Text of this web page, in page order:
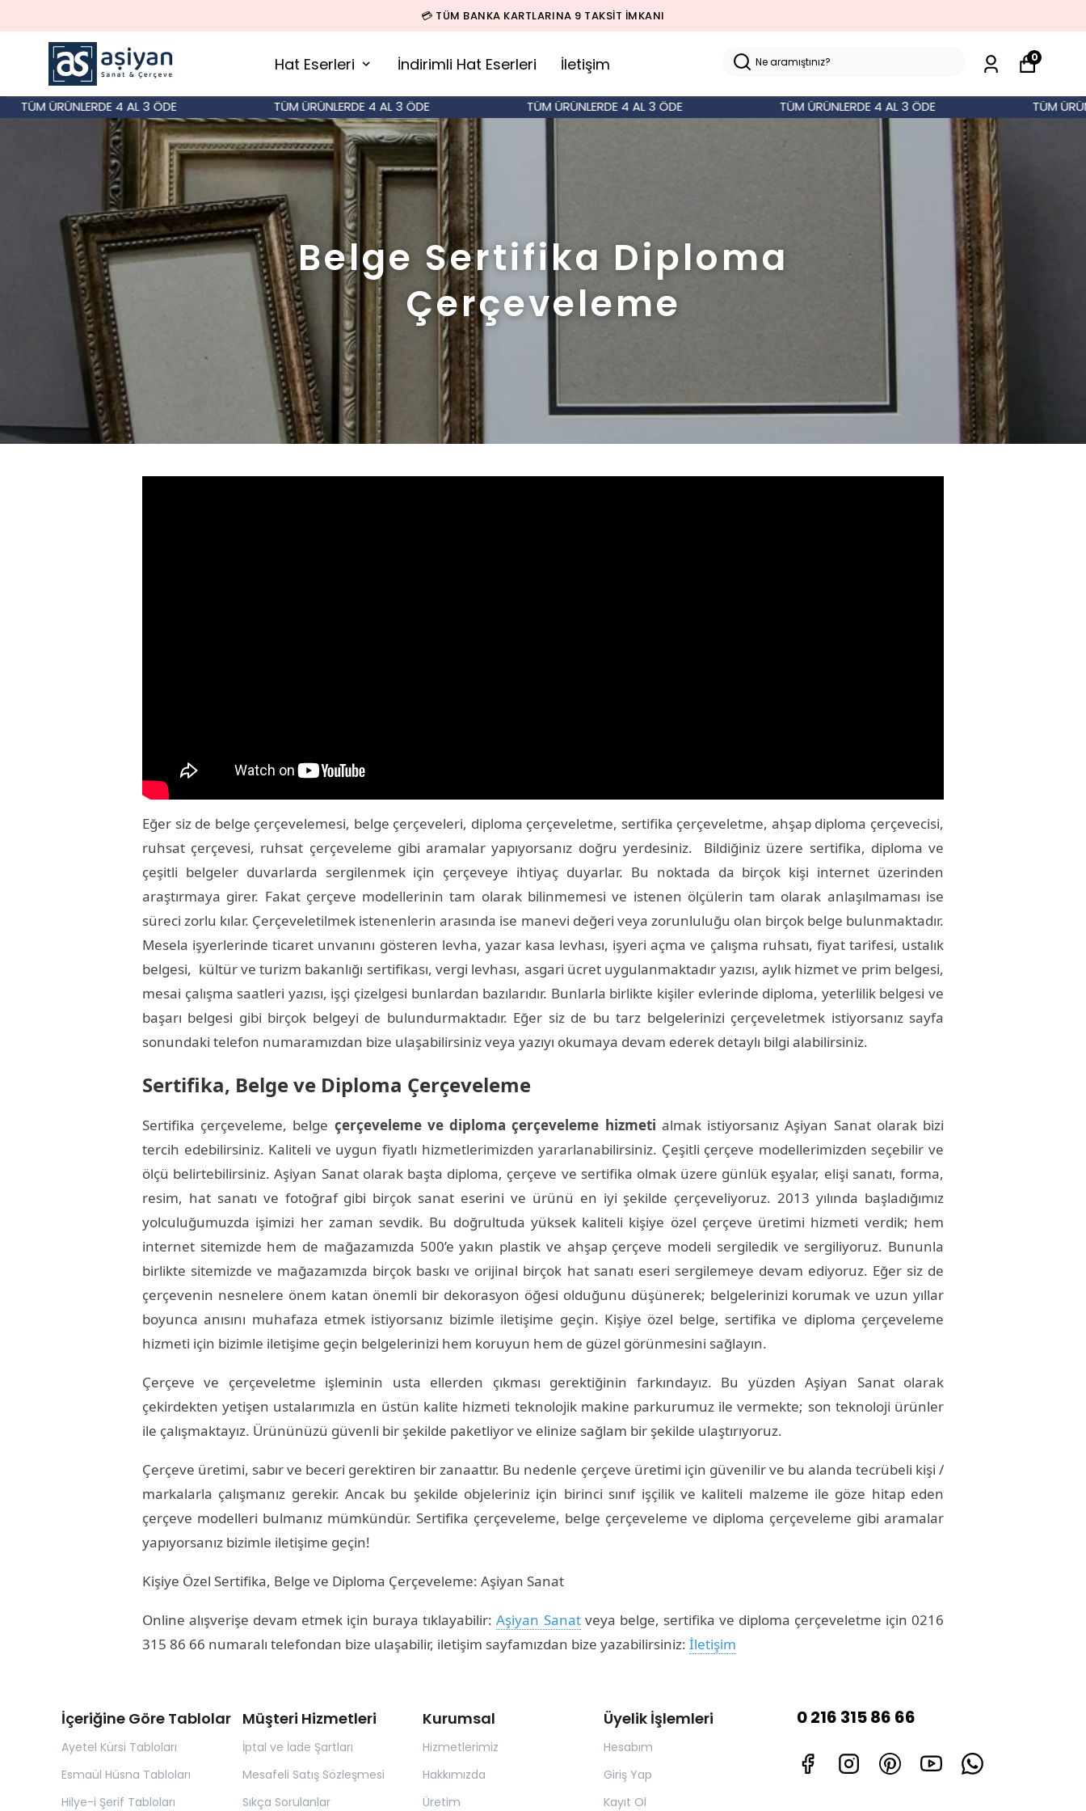
💳 TÜM BANKA KARTLARINA 9 TAKSİT İMKANI
Hat Eserleri İndirimli Hat Eserleri İletişim 0
ÜRÜNLERDE 4 AL 3 ÖDE TÜM ÜRÜNLERDE 4 AL 3 ÖDE TÜM ÜRÜNLERDE 4 AL 3 ÖDE TÜM ÜRÜNLERDE 4 AL 3 ÖDE TÜM
Belge Sertifika Diploma
Çerçeveleme
Eğer siz de belge çerçevelemesi, belge çerçeveleri, diploma çerçeveletme, sertifika çerçeveletme, ahşap diploma çerçevecisi,
ruhsat çerçevesi, ruhsat çerçeveleme gibi aramalar yapıyorsanız doğru yerdesiniz. Bildiğiniz üzere sertifika, diploma ve
çeşitli belgeler duvarlarda sergilenmek için çerçeveye ihtiyaç duyarlar. Bu noktada da birçok kişi internet üzerinden
araştırmaya girer. Fakat çerçeve modellerinin tam olarak bilinmemesi ve istenen ölçülerin tam olarak anlaşılmaması ise
süreci zorlu kılar. Çerçeveletilmek istenenlerin arasında ise manevi değeri veya zorunluluğu olan birçok belge bulunmaktadır.
Mesela işyerlerinde ticaret unvanını gösteren levha, yazar kasa levhası, işyeri açma ve çalışma ruhsatı, fiyat tarifesi, ustalık
belgesi, kültür ve turizm bakanlığı sertifikası, vergi levhası, asgari ücret uygulanmaktadır yazısı, aylık hizmet ve prim belgesi,
mesai çalışma saatleri yazısı, işçi çizelgesi bunlardan bazılarıdır. Bunlarla birlikte kişiler evlerinde diploma, yeterlilik belgesi ve
başarı belgesi gibi birçok belgeyi de bulundurmaktadır. Eğer siz de bu tarz belgelerinizi çerçeveletmek istiyorsanız sayfa
sonundaki telefon numaramızdan bize ulaşabilirsiniz veya yazıyı okumaya devam ederek detaylı bilgi alabilirsiniz.
Sertifika, Belge ve Diploma Çerçeveleme
Sertifika çerçeveleme, belge çerçeveleme ve diploma çerçeveleme hizmeti almak istiyorsanız Aşiyan Sanat olarak bizi
tercih edebilirsiniz. Kaliteli ve uygun fiyatlı hizmetlerimizden yararlanabilirsiniz. Çeşitli çerçeve modellerimizden seçebilir ve
ölçü belirtebilirsiniz. Aşiyan Sanat olarak başta diploma, çerçeve ve sertifika olmak üzere günlük eşyalar, elişi sanatı, forma,
resim, hat sanatı ve fotoğraf gibi birçok sanat eserini ve ürünü en iyi şekilde çerçeveliyoruz. 2013 yılında başladığımız
yolculuğumuzda işimizi her zaman sevdik. Bu doğrultuda yüksek kaliteli kişiye özel çerçeve üretimi hizmeti verdik; hem
internet sitemizde hem de mağazamızda 500’e yakın plastik ve ahşap çerçeve modeli sergiledik ve sergiliyoruz. Bununla
birlikte sitemizde ve mağazamızda birçok baskı ve orijinal birçok hat sanatı eseri sergilemeye devam ediyoruz. Eğer siz de
çerçevenin nesnelere önem katan önemli bir dekorasyon öğesi olduğunu düşünerek; belgelerinizi korumak ve uzun yıllar
boyunca anısını muhafaza etmek istiyorsanız bizimle iletişime geçin. Kişiye özel belge, sertifika ve diploma çerçeveleme
hizmeti için bizimle iletişime geçin belgelerinizi hem koruyun hem de güzel görünmesini sağlayın.
Çerçeve ve çerçeveletme işleminin usta ellerden çıkması gerektiğinin farkındayız. Bu yüzden Aşiyan Sanat olarak
çekirdekten yetişen ustalarımızla en üstün kalite hizmeti teknolojik makine parkurumuz ile vermekte; son teknoloji ürünler
ile çalışmaktayız. Ürününüzü güvenli bir şekilde paketliyor ve elinize sağlam bir şekilde ulaştırıyoruz.
Çerçeve üretimi, sabır ve beceri gerektiren bir zanaattır. Bu nedenle çerçeve üretimi için güvenilir ve bu alanda tecrübeli kişi /
markalarla çalışmanız gerekir. Ancak bu şekilde objeleriniz için birinci sınıf işçilik ve kaliteli malzeme ile göze hitap eden
çerçeve modelleri bulmanız mümkündür. Sertifika çerçeveleme, belge çerçeveleme ve diploma çerçeveleme gibi aramalar
yapıyorsanız bizimle iletişime geçin!
Kişiye Özel Sertifika, Belge ve Diploma Çerçeveleme: Aşiyan Sanat
Online alışverişe devam etmek için buraya tıklayabilir:Aşiyan Sanatveya belge, sertifika ve diploma çerçeveletme için 0216
315 86 66 numaralı telefondan bize ulaşabilir, iletişim sayfamızdan bize yazabilirsiniz: İletişim
İçeriğine Göre Tablolar
Ayetel Kürsi Tabloları
Esmaül Hüsna Tabloları
Hilye-i Şerif Tabloları
Müşteri Hizmetleri
İptal ve İade Şartları
Mesafeli Satış Sözleşmesi
Sıkça Sorulanlar
Kurumsal
Hizmetlerimiz
Hakkımızda
Üretim
Üyelik İşlemleri
Hesabım
Giriş Yap
Kayıt Ol
0 216 315 86 66